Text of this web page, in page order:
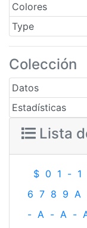
Colores
Type
Colección
Datos
Estadísticas
Lista
$ 0 1 - 1
6 7 8 9 A
- A - A -